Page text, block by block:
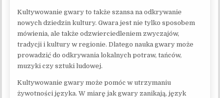
Kultywowanie gwary to także szansa na odkrywanie
nowych dziedzin kultury. Gwara jest nie tylko sposobem
mówienia, ale także odzwierciedleniem zwyczajów,
tradycji i kultury w regionie. Dlatego nauka gwary może
prowadzić do odkrywania lokalnych potraw, tańców,
muzyki czy sztuki ludowej.
Kultywowanie gwary może pomóc w utrzymaniu
żywotności języka. W miarę jak gwary zanikają, język